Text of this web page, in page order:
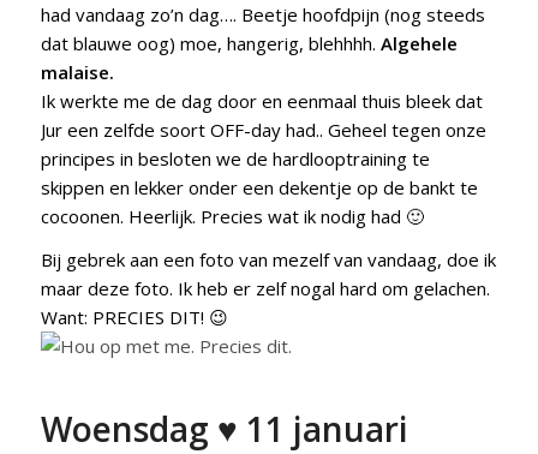
had vandaag zo’n dag…. Beetje hoofdpijn (nog steeds
dat blauwe oog) moe, hangerig, blehhhh. Algehele
malaise.
Ik werkte me de dag door en eenmaal thuis bleek dat
Jur een zelfde soort OFF-day had.. Geheel tegen onze
principes in besloten we de hardlooptraining te
skippen en lekker onder een dekentje op de bankt te
cocoonen. Heerlijk. Precies wat ik nodig had 🙂
Bij gebrek aan een foto van mezelf van vandaag, doe ik
maar deze foto. Ik heb er zelf nogal hard om gelachen.
Want: PRECIES DIT! 😉
Woensdag ♥ 11 januari